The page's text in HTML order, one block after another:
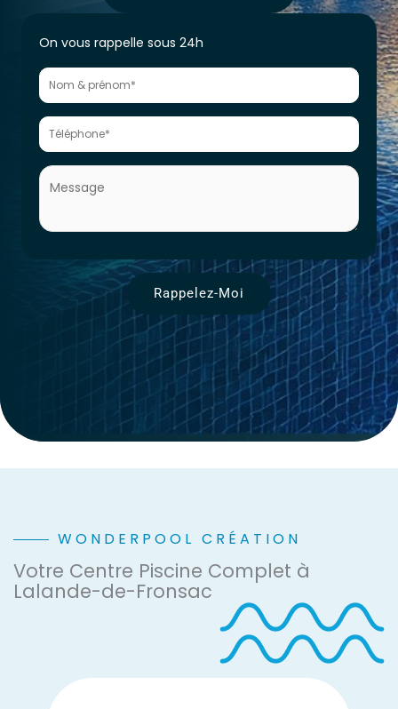
générateur
Leads
On vous rappelle sous 24h
Rappelez-Moi
WONDERPOOL CRÉATION
Votre Centre Piscine Complet à
Lalande-de-Fronsac